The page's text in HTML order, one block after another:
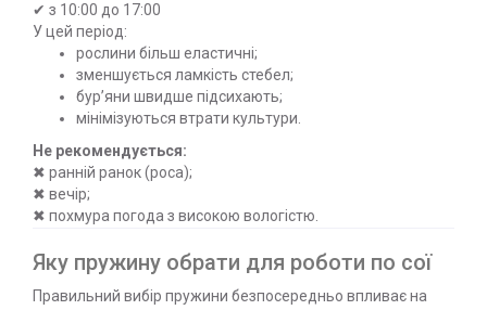
✔ з 10:00 до 17:00
У цей період:
рослини більш еластичні;
зменшується ламкість стебел;
бур’яни швидше підсихають;
мінімізуються втрати культури.
Не рекомендується:
✖ ранній ранок (роса);
✖ вечір;
✖ похмура погода з високою вологістю.
Яку пружину обрати для роботи по сої
Правильний вибір пружини безпосередньо впливає на